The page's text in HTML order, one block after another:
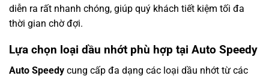
diễn ra rất nhanh chóng, giúp quý khách tiết kiệm tối đa
thời gian chờ đợi.
Lựa chọn loại dầu nhớt phù hợp tại Auto Speedy
Auto Speedy cung cấp đa dạng các loại dầu nhớt từ các